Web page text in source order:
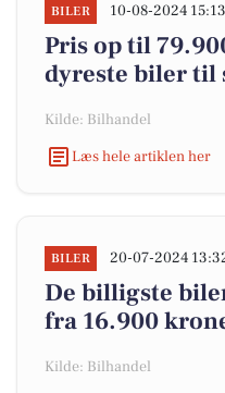
BILER 10-08-2024 15:13
Pris op til
dyreste biler til
Kilde: Bilhandel
Læs hele artiklen her
BILER 20-07-2024
De billigste
fra 16.900
Kilde: Bilhandel